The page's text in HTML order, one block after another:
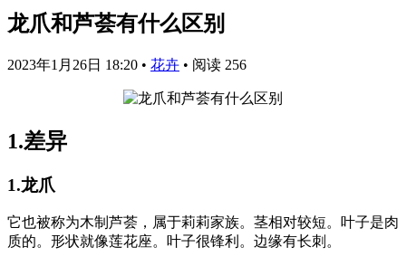
龙爪和芦荟有什么区别
2023年1月26日 18:20 • 花卉 • 阅读 256
1.差异
1.龙爪
它也被称为木制芦荟，属于莉莉家族。茎相对较短。叶子是肉
质的。形状就像莲花座。叶子很锋利。边缘有长刺。